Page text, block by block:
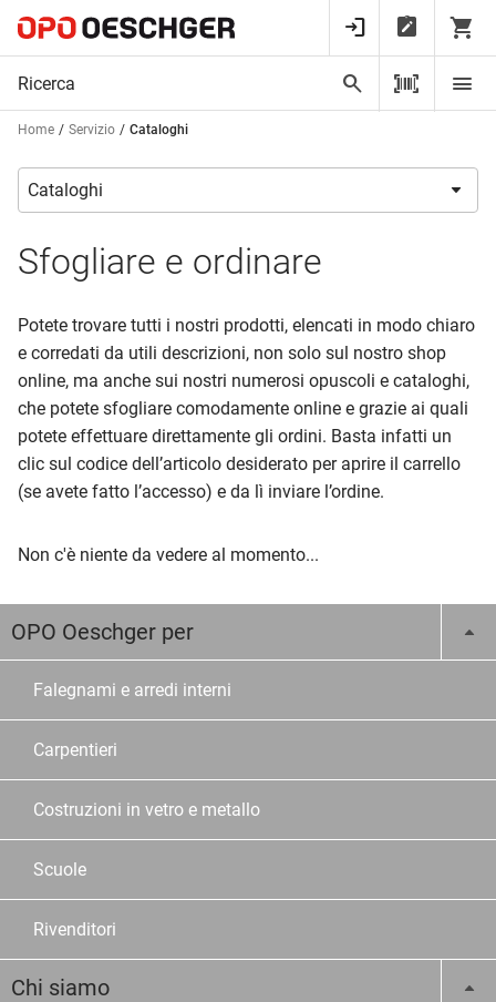
Home Servizio Cataloghi
Sfogliare e ordinare
Potete trovare tutti i nostri prodotti, elencati in modo chiaro
e corredati da utili descrizioni, non solo sul nostro shop
online, ma anche sui nostri numerosi opuscoli e cataloghi,
che potete sfogliare comodamente online e grazie ai quali
potete effettuare direttamente gli ordini. Basta infatti un
clic sul codice dell’articolo desiderato per aprire il carrello
(se avete fatto l’accesso) e da lì inviare l’ordine.
Non c'è niente da vedere al momento...
OPO Oeschger per
Falegnami e arredi interni
Carpentieri
Costruzioni in vetro e metallo
Scuole
Rivenditori
Chi siamo